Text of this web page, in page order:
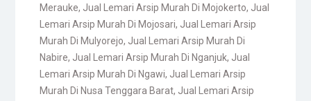
Merauke, Jual Lemari Arsip Murah Di Mojokerto, Jual
Lemari Arsip Murah Di Mojosari, Jual Lemari Arsip
Murah Di Mulyorejo, Jual Lemari Arsip Murah Di
Nabire, Jual Lemari Arsip Murah Di Nganjuk, Jual
Lemari Arsip Murah Di Ngawi, Jual Lemari Arsip
Murah Di Nusa Tenggara Barat, Jual Lemari Arsip